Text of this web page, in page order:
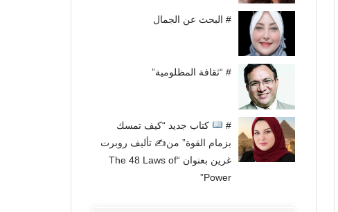
# البحث عن الجمال
# “ثقافة المظلومية”
#
كتاب جديد “كيف تمسك
بزمام القوة” من✍ تأليف روبرت
غرين بعنوان “The 48 Laws of
Power”